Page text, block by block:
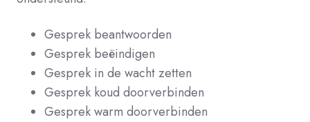
Gesprek beantwoorden
Gesprek beëindigen
Gesprek in de wacht zetten
Gesprek koud doorverbinden
Gesprek warm doorverbinden